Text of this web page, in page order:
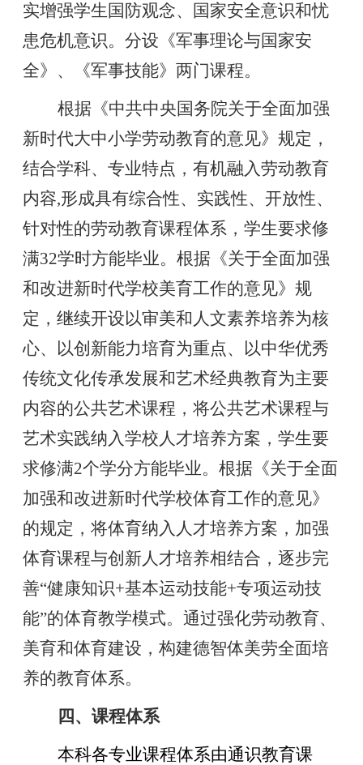
实增强学生国防观念、国家安全意识和忧
患危机意识。分设《军事理论与国家安
全》、《军事技能》两门课程。
根据《中共中央国务院关于全面加强
新时代大中小学劳动教育的意见》规定，
结合学科、专业特点，有机融入劳动教育
内容,形成具有综合性、实践性、开放性、
针对性的劳动教育课程体系，学生要求修
满32学时方能毕业。根据《关于全面加强
和改进新时代学校美育工作的意见》规
定，继续开设以审美和人文素养培养为核
心、以创新能力培育为重点、以中华优秀
传统文化传承发展和艺术经典教育为主要
内容的公共艺术课程，将公共艺术课程与
艺术实践纳入学校人才培养方案，学生要
求修满2个学分方能毕业。根据《关于全面
加强和改进新时代学校体育工作的意见》
的规定，将体育纳入人才培养方案，加强
体育课程与创新人才培养相结合，逐步完
善“健康知识+基本运动技能+专项运动技
能”的体育教学模式。通过强化劳动教育、
美育和体育建设，构建德智体美劳全面培
养的教育体系。
四、课程体系
本科各专业课程体系由通识教育课